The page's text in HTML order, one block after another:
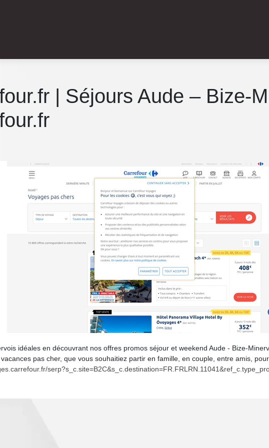
| Séjours Aude – Bize-
idéales en découvrant nos offres promos séjour et weekend Aude - Bize-
pas cher, que vous souhaitiez partir en famille, en couple, entre amis,